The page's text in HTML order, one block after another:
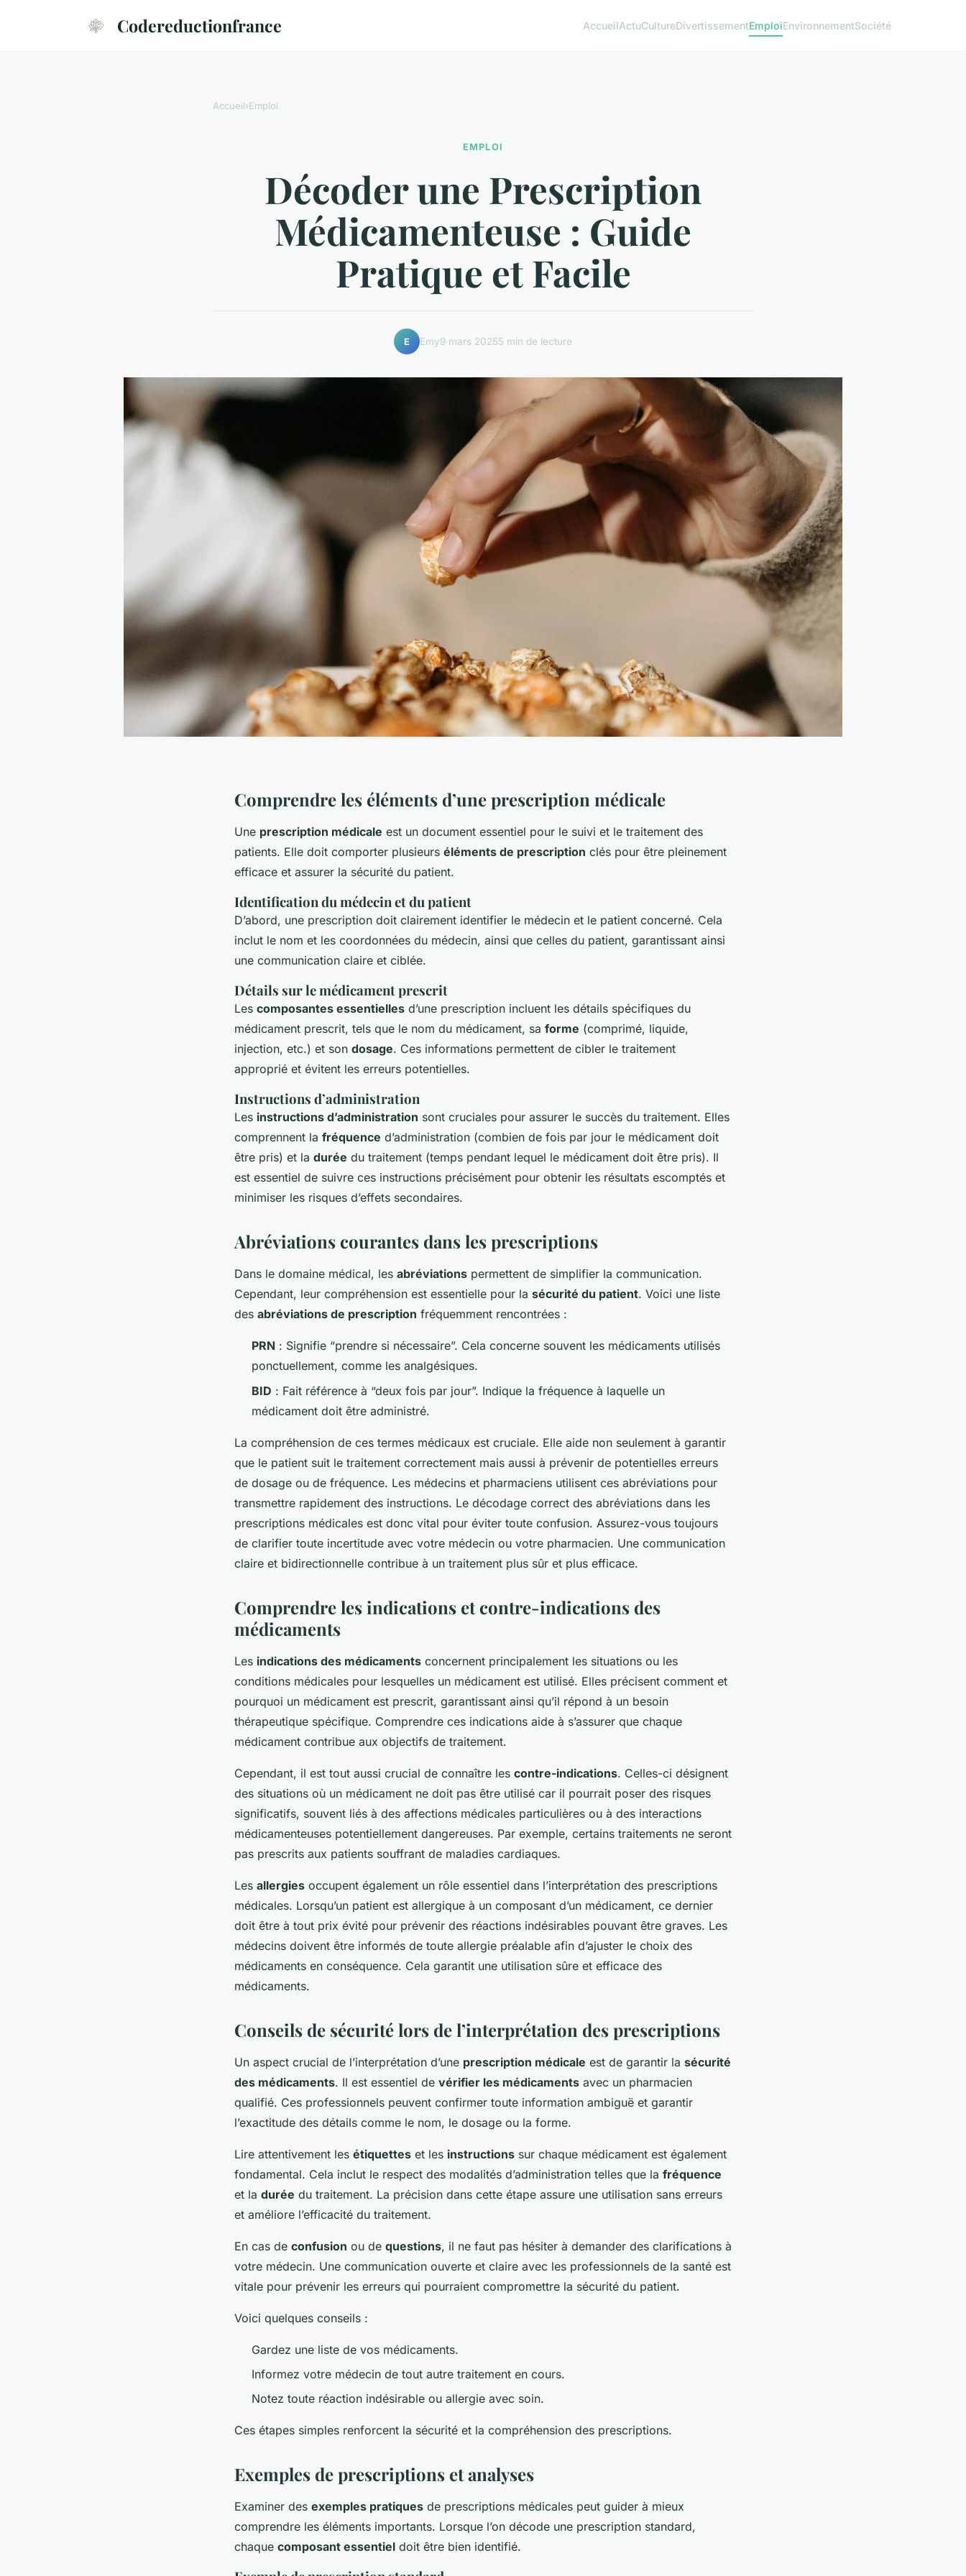
Codereductionfrance AccueilActuCultureDivertissementEmploiEnvironnementSociété
Accueil›Emploi
EMPLOI
Décoder une Prescription
Médicamenteuse : Guide
Pratique et Facile
E Emy9 mars 20255 min de lecture
Comprendre les éléments d’une prescription médicale
Une prescription médicale est un document essentiel pour le suivi et le traitement des
patients. Elle doit comporter plusieurs éléments de prescription clés pour être pleinement
efficace et assurer la sécurité du patient.
Identification du médecin et du patient
D’abord, une prescription doit clairement identifier le médecin et le patient concerné. Cela
inclut le nom et les coordonnées du médecin, ainsi que celles du patient, garantissant ainsi
une communication claire et ciblée.
Détails sur le médicament prescrit
Les composantes essentielles d’une prescription incluent les détails spécifiques du
médicament prescrit, tels que le nom du médicament, sa forme (comprimé, liquide,
injection, etc.) et son dosage. Ces informations permettent de cibler le traitement
approprié et évitent les erreurs potentielles.
Instructions d’administration
Les instructions d’administration sont cruciales pour assurer le succès du traitement. Elles
comprennent la fréquence d’administration (combien de fois par jour le médicament doit
être pris) et la durée du traitement (temps pendant lequel le médicament doit être pris). Il
est essentiel de suivre ces instructions précisément pour obtenir les résultats escomptés et
minimiser les risques d’effets secondaires.
Abréviations courantes dans les prescriptions
Dans le domaine médical, les abréviations permettent de simplifier la communication.
Cependant, leur compréhension est essentielle pour la sécurité du patient. Voici une liste
des abréviations de prescription fréquemment rencontrées :
PRN : Signifie “prendre si nécessaire”. Cela concerne souvent les médicaments utilisés
ponctuellement, comme les analgésiques.
BID : Fait référence à “deux fois par jour”. Indique la fréquence à laquelle un
médicament doit être administré.
La compréhension de ces termes médicaux est cruciale. Elle aide non seulement à garantir
que le patient suit le traitement correctement mais aussi à prévenir de potentielles erreurs
de dosage ou de fréquence. Les médecins et pharmaciens utilisent ces abréviations pour
transmettre rapidement des instructions. Le décodage correct des abréviations dans les
prescriptions médicales est donc vital pour éviter toute confusion. Assurez-vous toujours
de clarifier toute incertitude avec votre médecin ou votre pharmacien. Une communication
claire et bidirectionnelle contribue à un traitement plus sûr et plus efficace.
Comprendre les indications et contre-indications des
médicaments
Les indications des médicaments concernent principalement les situations ou les
conditions médicales pour lesquelles un médicament est utilisé. Elles précisent comment et
pourquoi un médicament est prescrit, garantissant ainsi qu’il répond à un besoin
thérapeutique spécifique. Comprendre ces indications aide à s’assurer que chaque
médicament contribue aux objectifs de traitement.
Cependant, il est tout aussi crucial de connaître les contre-indications. Celles-ci désignent
des situations où un médicament ne doit pas être utilisé car il pourrait poser des risques
significatifs, souvent liés à des affections médicales particulières ou à des interactions
médicamenteuses potentiellement dangereuses. Par exemple, certains traitements ne seront
pas prescrits aux patients souffrant de maladies cardiaques.
Les allergies occupent également un rôle essentiel dans l’interprétation des prescriptions
médicales. Lorsqu’un patient est allergique à un composant d’un médicament, ce dernier
doit être à tout prix évité pour prévenir des réactions indésirables pouvant être graves. Les
médecins doivent être informés de toute allergie préalable afin d’ajuster le choix des
médicaments en conséquence. Cela garantit une utilisation sûre et efficace des
médicaments.
Conseils de sécurité lors de l’interprétation des prescriptions
Un aspect crucial de l’interprétation d’une prescription médicale est de garantir la sécurité
des médicaments. Il est essentiel de vérifier les médicaments avec un pharmacien
qualifié. Ces professionnels peuvent confirmer toute information ambiguë et garantir
l’exactitude des détails comme le nom, le dosage ou la forme.
Lire attentivement les étiquettes et les instructions sur chaque médicament est également
fondamental. Cela inclut le respect des modalités d’administration telles que la fréquence
et la durée du traitement. La précision dans cette étape assure une utilisation sans erreurs
et améliore l’efficacité du traitement.
En cas de confusion ou de questions, il ne faut pas hésiter à demander des clarifications à
votre médecin. Une communication ouverte et claire avec les professionnels de la santé est
vitale pour prévenir les erreurs qui pourraient compromettre la sécurité du patient.
Voici quelques conseils :
Gardez une liste de vos médicaments.
Informez votre médecin de tout autre traitement en cours.
Notez toute réaction indésirable ou allergie avec soin.
Ces étapes simples renforcent la sécurité et la compréhension des prescriptions.
Exemples de prescriptions et analyses
Examiner des exemples pratiques de prescriptions médicales peut guider à mieux
comprendre les éléments importants. Lorsque l’on décode une prescription standard,
chaque composant essentiel doit être bien identifié.